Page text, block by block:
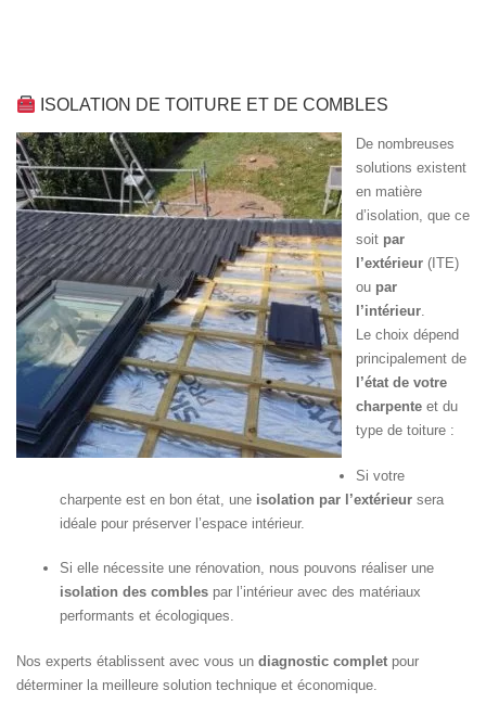
ISOLATION DE TOITURE ET DE COMBLES
De nombreuses
solutions existent
en matière
d’isolation, que ce
soit par
l’extérieur (ITE)
ou par
l’intérieur.
Le choix dépend
principalement de
l’état de votre
charpente et du
type de toiture :
Si votre
charpente est en bon état, une isolation par l’extérieur sera
idéale pour préserver l’espace intérieur.
Si elle nécessite une rénovation, nous pouvons réaliser une
isolation des combles par l’intérieur avec des matériaux
performants et écologiques.
Nos experts établissent avec vous un diagnostic complet pour
déterminer la meilleure solution technique et économique.